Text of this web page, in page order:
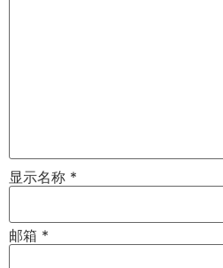
显示名称 *
邮箱 *